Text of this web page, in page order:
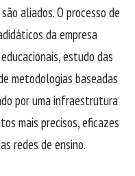
aliados. O processo de
da empresa
estudo das
metodologias baseadas
por uma infraestrutura
mais precisos, eficazes
redes de ensino.